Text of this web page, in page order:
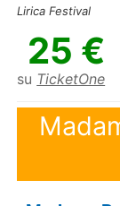
Lirica Festival
25 €
su TicketOne